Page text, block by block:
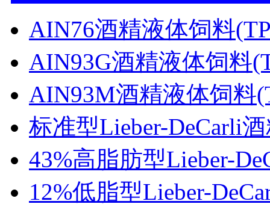
AIN76酒精液体饲料
AIN93G酒精液体饲料
AIN93M酒精液体饲料
标准型Lieber-DeCarli
43%高脂肪型Lieber-
12%低脂型Lieber-